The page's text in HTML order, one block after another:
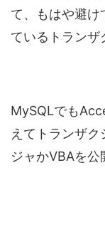
て、もはや避け
ているトランザ
MySQLでも
えてトランザ
ジャかVBAを公